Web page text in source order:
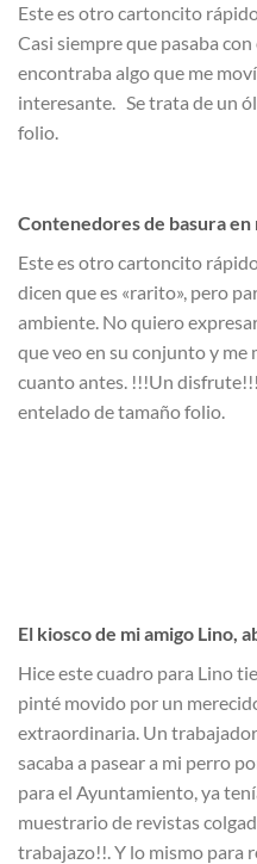
Este es otro cartoncito
Casi siempre que pasaba
encontraba algo que me
interesante. Se trata de un
folio.
Contenedores de basura en
Este es otro cartoncito
dicen que es «rarito», pero
ambiente. No quiero
que veo en su conjunto y
cuanto antes. !!!Un
entelado de tamaño folio.
El kiosco de mi amigo Lino,
Hice este cuadro para Lino
pinté movido por un
extraordinaria. Un
sacaba a pasear a mi perro
para el Ayuntamiento, ya
muestrario de revistas
trabajazo!!. Y lo mismo para